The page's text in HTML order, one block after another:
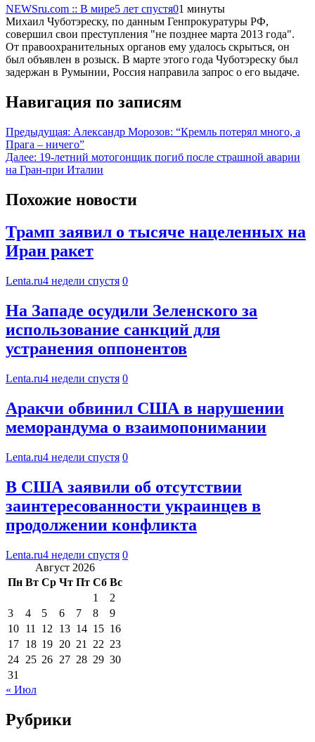
NEWSru.com :: В мире5 лет спустя01 минуты
Михаил Чуботэреску, по данным Генпрокуратуры РФ,
совершил свои преступления "не позднее марта 2013 года".
От правоохранительных органов ему удалось скрыться, он
был объявлен в розыск. В марте этого года Чуботэреску был
задержан в Румынии, Россия направила запрос о его выдаче.
Навигация по записям
Предыдущая: Александр Морозов: “Кремль потерял много, а
Прага – ничего”
Далее: 19-летний мотогонщик погиб после страшной аварии
на Гран-при Италии
Похожие новости
Трамп заявил о тысяче нацеленных на
Иран ракет
Lenta.ru4 недели спустя 0
На Западе осудили Зеленского за
использование санкций для
устранения оппонентов
Lenta.ru4 недели спустя 0
Аракчи обвинил США в нарушении
меморандума о взаимопонимании
Lenta.ru4 недели спустя 0
В США заявили об отсутствии
заинтересованности украинцев в
продолжении конфликта
Lenta.ru4 недели спустя 0
Август 2026
Пн Вт Ср Чт Пт Сб Вс
1
2
3
4 5 6 7 8
9
10 11 12 13 14 15 16
17 18 19 20 21 22 23
24 25 26 27 28 29 30
31
« Июл
Рубрики